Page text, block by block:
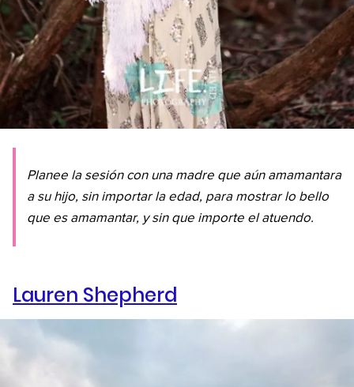
Planee la sesión con una madre que aún amamantara
a su hijo, sin importar la edad, para mostrar lo bello
que es amamantar, y sin que importe el atuendo.
Lauren Shepherd